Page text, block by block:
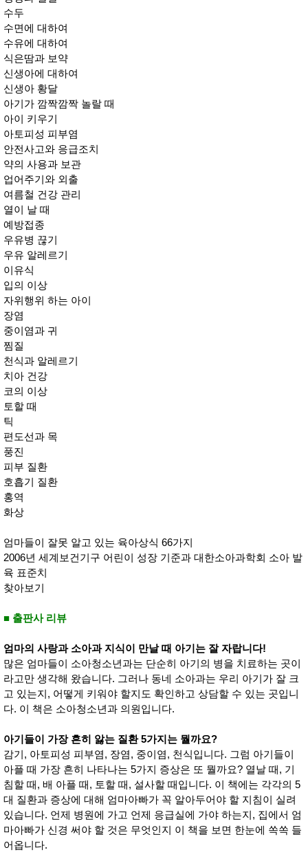
수두
수면에 대하여
수유에 대하여
식은땀과 보약
신생아에 대하여
신생아 황달
아기가 깜짝깜짝 놀랄 때
아이 키우기
아토피성 피부염
안전사고와 응급조치
약의 사용과 보관
업어주기와 외출
여름철 건강 관리
열이 날 때
예방접종
우유병 끊기
우유 알레르기
이유식
입의 이상
자위행위 하는 아이
장염
중이염과 귀
찜질
천식과 알레르기
치아 건강
코의 이상
토할 때
틱
편도선과 목
풍진
피부 질환
호흡기 질환
홍역
화상
엄마들이 잘못 알고 있는 육아상식 66가지
2006년 세계보건기구 어린이 성장 기준과 대한소아과학회 소아 발
육 표준치
찾아보기
■ 출판사 리뷰
엄마의 사랑과 소아과 지식이 만날 때 아기는 잘 자랍니다!
많은 엄마들이 소아청소년과는 단순히 아기의 병을 치료하는 곳이
라고만 생각해 왔습니다. 그러나 동네 소아과는 우리 아기가 잘 크
고 있는지, 어떻게 키워야 할지도 확인하고 상담할 수 있는 곳입니
다. 이 책은 소아청소년과 의원입니다.
아기들이 가장 흔히 앓는 질환 5가지는 뭘까요?
감기, 아토피성 피부염, 장염, 중이염, 천식입니다. 그럼 아기들이
아플 때 가장 흔히 나타나는 5가지 증상은 또 뭘까요? 열날 때, 기
침할 때, 배 아플 때, 토할 때, 설사할 때입니다. 이 책에는 각각의 5
대 질환과 증상에 대해 엄마아빠가 꼭 알아두어야 할 지침이 실려
있습니다. 언제 병원에 가고 언제 응급실에 가야 하는지, 집에서 엄
마아빠가 신경 써야 할 것은 무엇인지 이 책을 보면 한눈에 쏙쏙 들
어옵니다.